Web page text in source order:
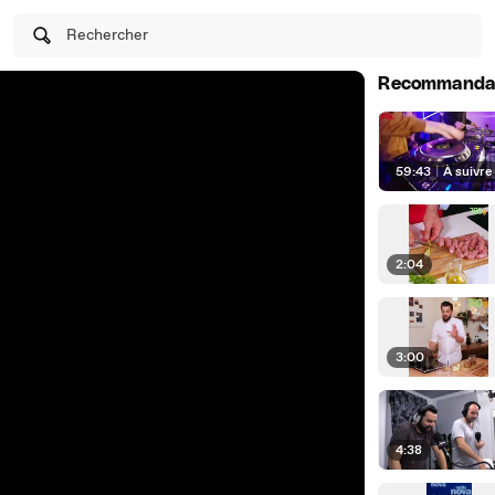
Rechercher
59:43 | À suivre
2:04
3:00
4:38